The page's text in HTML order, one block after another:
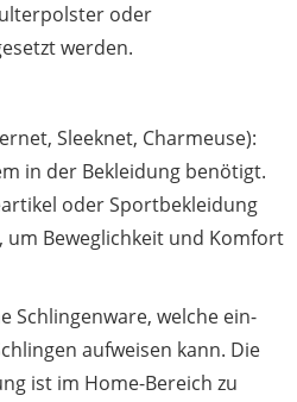
oder
werden.
Sleeknet, Charmeuse):
in der Bekleidung benötigt.
oder Sportbekleidung
um Beweglichkeit und Komfort
Schlingenware, welche ein-
aufweisen kann. Die
ist im Home-Bereich zu